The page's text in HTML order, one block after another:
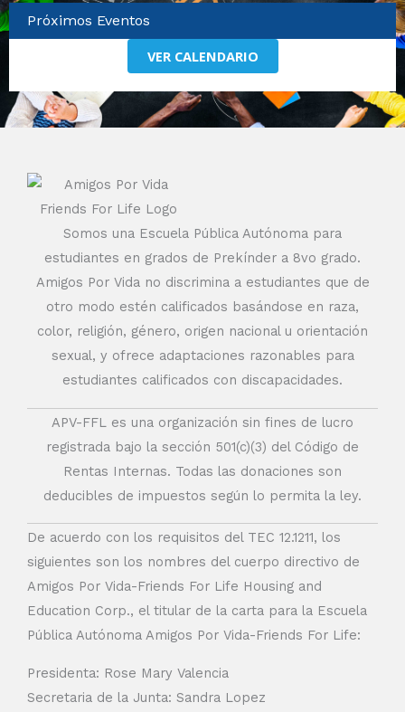
Próximos Eventos
VER CALENDARIO
Somos una Escuela Pública Autónoma para
estudiantes en grados de Prekínder a 8vo grado.
Amigos Por Vida no discrimina a estudiantes que de
otro modo estén calificados basándose en raza,
color, religión, género, origen nacional u orientación
sexual, y ofrece adaptaciones razonables para
estudiantes calificados con discapacidades.
APV-FFL es una organización sin fines de lucro
registrada bajo la sección 501(c)(3) del Código de
Rentas Internas. Todas las donaciones son
deducibles de impuestos según lo permita la ley.
De acuerdo con los requisitos del TEC 12.1211, los
siguientes son los nombres del cuerpo directivo de
Amigos Por Vida-Friends For Life Housing and
Education Corp., el titular de la carta para la Escuela
Pública Autónoma Amigos Por Vida-Friends For Life:
Presidenta: Rose Mary Valencia
Secretaria de la Junta: Sandra Lopez